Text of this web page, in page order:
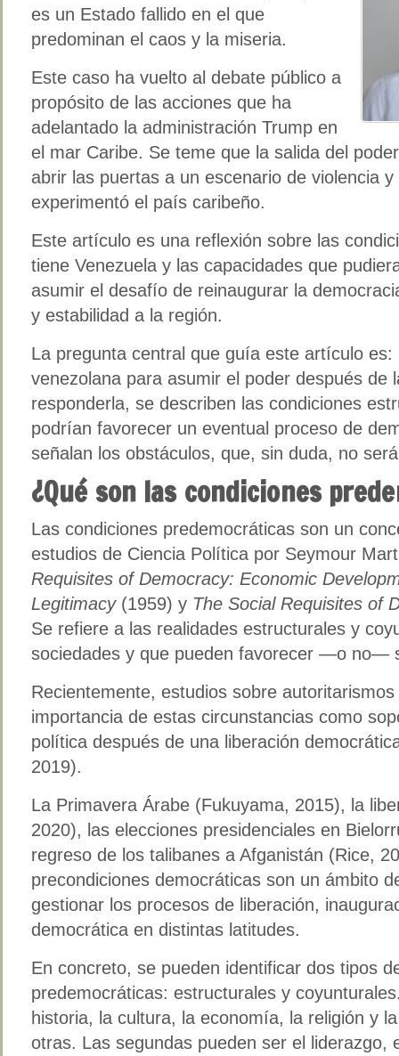
es un Estado fallido en el que
predominan el caos y la miseria.
Este caso ha vuelto al debate público a
propósito de las acciones que ha
adelantado la administración Trump en
el mar Caribe. Se teme que la salida del
abrir las puertas a un escenario de violencia
experimentó el país caribeño.
Este artículo es una reflexión sobre las
tiene Venezuela y las capacidades que
asumir el desafío de reinaugurar la
y estabilidad a la región.
La pregunta central que guía este artículo
venezolana para asumir el poder después de
responderla, se describen las condiciones
podrían favorecer un eventual proceso de
señalan los obstáculos, que, sin duda, no
¿Qué son las condiciones
Las condiciones predemocráticas son un
estudios de Ciencia Política por Seymour
Requisites of Democracy: Economic
Legitimacy(1959) y The Social Requisites of
Se refiere a las realidades estructurales y
sociedades y que pueden favorecer —o no—
Recientemente, estudios sobre
importancia de estas circunstancias como
política después de una liberación
2019).
La Primavera Árabe (Fukuyama, 2015), la
2020), las elecciones presidenciales en
regreso de los talibanes a Afganistán (Rice,
precondiciones democráticas son un ámbito
gestionar los procesos de liberación,
democrática en distintas latitudes.
En concreto, se pueden identificar dos tipos
predemocráticas: estructurales y
historia, la cultura, la economía, la religión y
otras. Las segundas pueden ser el liderazgo,